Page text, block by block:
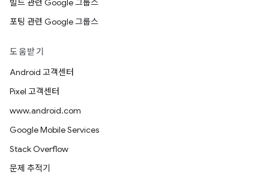
빌드 관련 Google 그룹스
포팅 관련 Google 그룹스
도움받기
Android 고객센터
Pixel 고객센터
www.android.com
Google Mobile Services
Stack Overflow
문제 추적기